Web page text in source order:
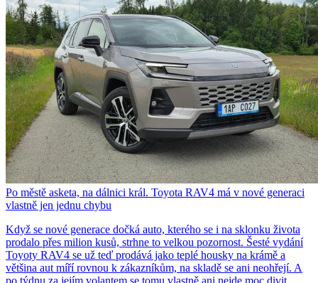
Po městě asketa, na dálnici král. Toyota RAV4 má v nové generaci
vlastně jen jednu chybu
Když se nové generace dočká auto, kterého se i na sklonku života
prodalo přes milion kusů, strhne to velkou pozornost. Šesté vydání
Toyoty RAV4 se už teď prodává jako teplé housky na krámě a
většina aut míří rovnou k zákazníkům, na skladě se ani neohřejí. A
po týdnu za jejím volantem se tomu vlastně ani nejde moc divit.